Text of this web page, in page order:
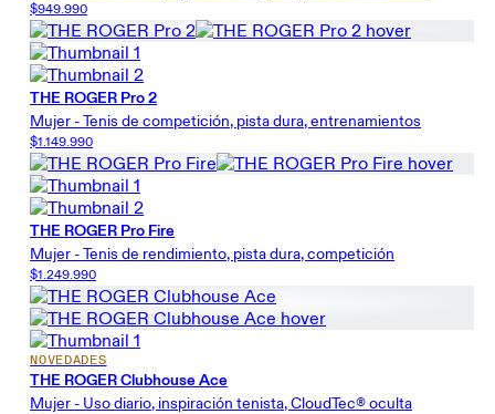
$949.990
THE ROGER Pro 2
Mujer - Tenis de competición, pista dura, entrenamientos
$1.149.990
THE ROGER Pro Fire
Mujer - Tenis de rendimiento, pista dura, competición
$1.249.990
NOVEDADES
THE ROGER Clubhouse Ace
Mujer - Uso diario, inspiración tenista, CloudTec® oculta